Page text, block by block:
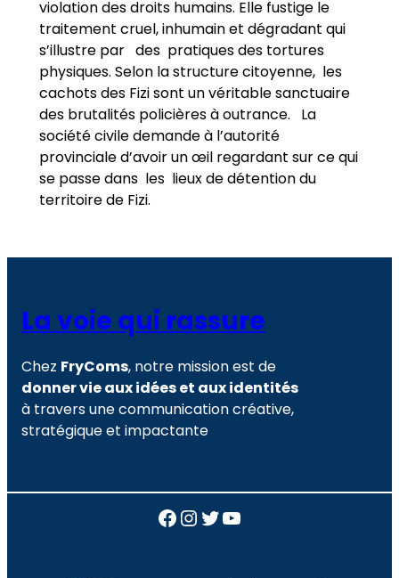
violation des droits humains. Elle fustige le
traitement cruel, inhumain et dégradant qui
s’illustre par des pratiques des tortures
physiques. Selon la structure citoyenne, les
cachots des Fizi sont un véritable sanctuaire
des brutalités policières à outrance. La
société civile demande à l’autorité
provinciale d’avoir un œil regardant sur ce qui
se passe dans les lieux de détention du
territoire de Fizi.
La voie qui rassure
Chez FryComs, notre mission est de
donner vie aux idées et aux identités
à travers une communication créative,
stratégique et impactante
Facebook
Instagram
Twitter
YouTube